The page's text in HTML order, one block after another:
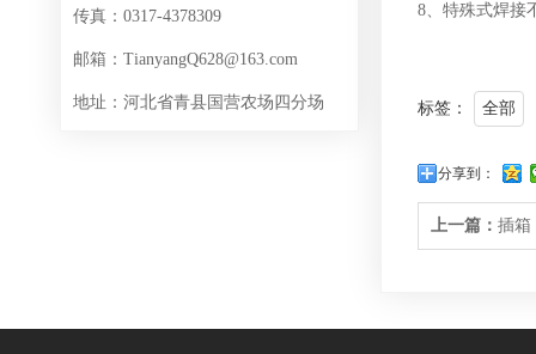
传真：0317-4378309
邮箱：TianyangQ628@163.com
地址：河北省青县国营农场四分场
8、特殊式焊接
标签： 全部
分享到：
上一篇： 插箱